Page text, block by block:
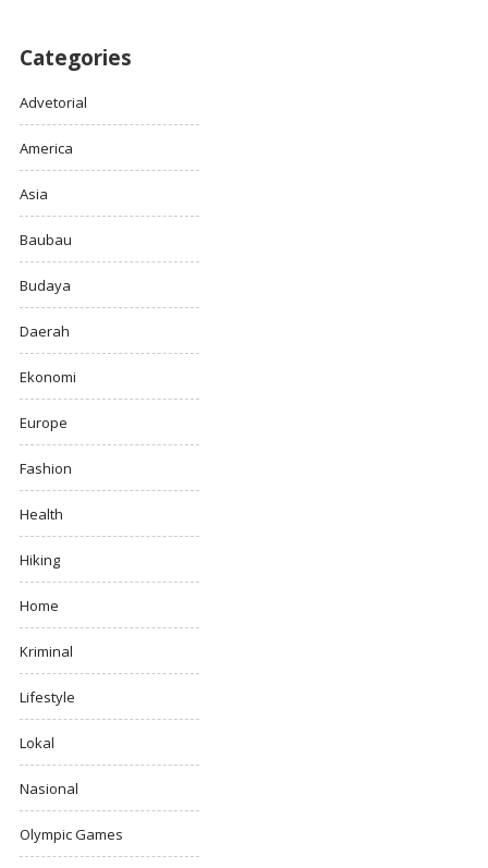
Categories
Advetorial
America
Asia
Baubau
Budaya
Daerah
Ekonomi
Europe
Fashion
Health
Hiking
Home
Kriminal
Lifestyle
Lokal
Nasional
Olympic Games